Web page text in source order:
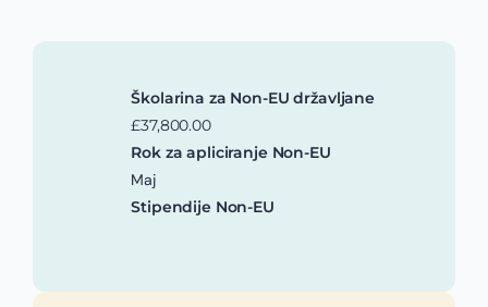
Školarina za Non-EU državljane
£37,800.00
Rok za apliciranje Non-EU
Maj
Stipendije Non-EU